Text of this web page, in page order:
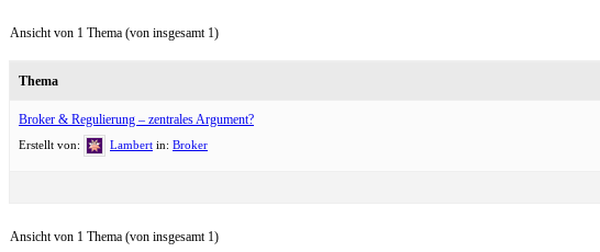
Ansicht von 1 Thema (von insgesamt 1)
Thema
Broker & Regulierung – zentrales Argument?
Erstellt von: Lambert in: Broker
Ansicht von 1 Thema (von insgesamt 1)